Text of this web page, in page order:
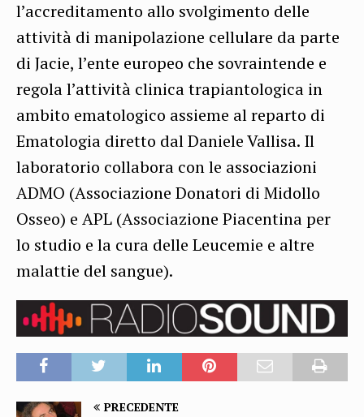
l’accreditamento allo svolgimento delle
attività di manipolazione cellulare da parte
di Jacie, l’ente europeo che sovraintende e
regola l’attività clinica trapiantologica in
ambito ematologico assieme al reparto di
Ematologia diretto dal Daniele Vallisa. Il
laboratorio collabora con le associazioni
ADMO (Associazione Donatori di Midollo
Osseo) e APL (Associazione Piacentina per
lo studio e la cura delle Leucemie e altre
malattie del sangue).
PRECEDENTE